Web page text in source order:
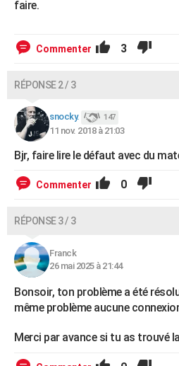
faire.
Commenter 3
RÉPONSE 2 / 3
snocky. 147
11 nov. 2018 à 21:03
Bjr, faire lire le défaut avec du
Commenter 0
RÉPONSE 3 / 3
Franck
26 mai 2025 à 21:44
Bonsoir, ton problème a été
même problème aucune
Merci par avance si tu as trouvé